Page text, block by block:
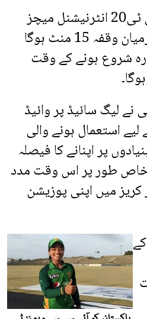
آئی سی سی کے مطابق ٹی20 انٹرنیشنل میچز
میں دونوں اننگز کے درمیان وقفہ 15 منٹ ہوگا
شروع ہونے کے وقت
لیگ سائیڈ پر وائیڈ
استعمال ہونے والی
پر اپنانے کا فیصلہ
خاص طور پر اس وقت مدد
کریز میں اپنی پوزیشن